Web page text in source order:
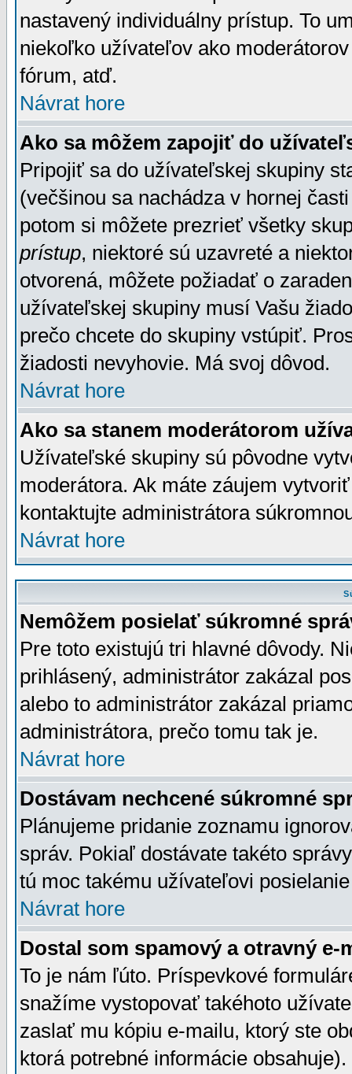
nastavený individuálny prístup. To
niekoľko užívateľov ako
fórum, atď.
Návrat hore
Ako sa môžem zapojiť do
Pripojiť sa do užívateľskej skupiny
(večšinou sa nachádza v hornej
potom si môžete prezrieť všetky
prístup, niektoré sú uzavreté a
otvorená, môžete požiadať o
užívateľskej skupiny musí Vašu
prečo chcete do skupiny vstúpiť.
žiadosti nevyhovie. Má svoj dôvod.
Návrat hore
Ako sa stanem moderátorom
Užívateľské skupiny sú pôvodne
moderátora. Ak máte záujem
kontaktujte administrátora
Návrat hore
Nemôžem posielať súkromné
Pre toto existujú tri hlavné dôvody.
prihlásený, administrátor zakázal
alebo to administrátor zakázal
administrátora, prečo tomu tak je.
Návrat hore
Dostávam nechcené súkromné
Plánujeme pridanie zoznamu
správ. Pokiaľ dostávate takéto
tú moc takému užívateľovi
Návrat hore
Dostal som spamový a otravný e-
To je nám ľúto. Príspevkové
snažíme vystopovať takéhoto
zaslať mu kópiu e-mailu, ktorý ste
ktorá potrebné informácie